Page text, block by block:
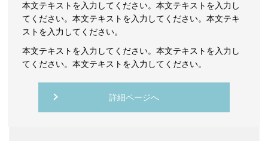
本文テキストを入力してください。本文テキストを入力し
てください。本文テキストを入力してください。本文テキ
ストを入力してください。
本文テキストを入力してください。本文テキストを入力し
てください。本文テキストを入力してください。
詳細ページへ